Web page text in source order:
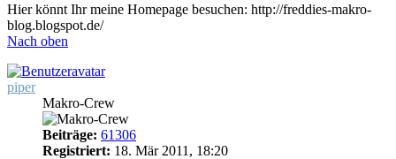
Hier könnt Ihr meine Homepage besuchen: http://freddies-makro-
blog.blogspot.de/
Nach oben
piper
Makro-Crew
Beiträge: 61306
Registriert: 18. Mär 2011, 18:20